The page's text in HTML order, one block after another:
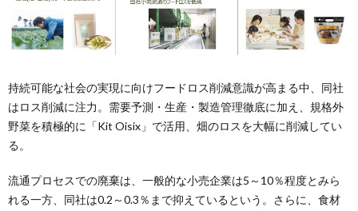
持続可能な社会の実現に向けフードロス削減意識が高まる中、同社
はロス削減に注力。需要予測・生産・製造管理徹底に加え、規格外
野菜を積極的に「Kit Oisix」で活用、畑のロスを大幅に削減してい
る。
流通プロセスでの廃棄は、一般的な小売企業は5～10％程度とみら
れる一方、同社は0.2～0.3％まで抑えているという。さらに、食材